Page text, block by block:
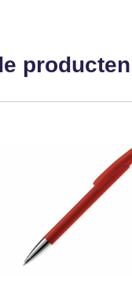
producten